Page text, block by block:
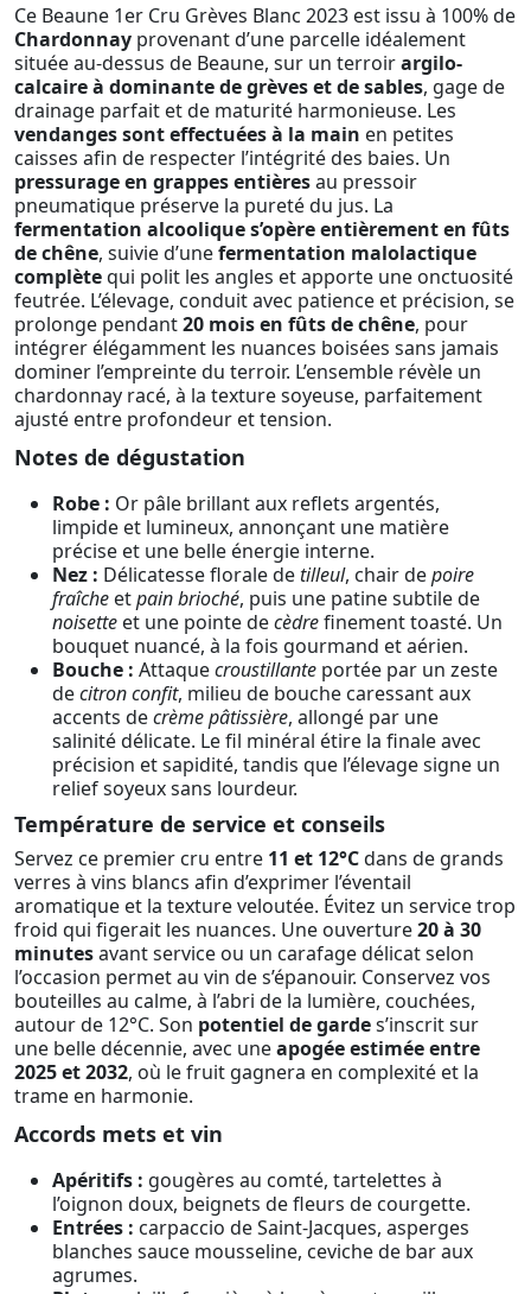
Ce Beaune 1er Cru Grèves Blanc 2023 est issu à 100% de
Chardonnay provenant d’une parcelle idéalement
située au-dessus de Beaune, sur un terroirargilo-
calcaire à dominante de grèves et de sables, gage de
drainage parfait et de maturité harmonieuse. Les
vendanges sont effectuées à la main en petites
caisses afin de respecter l’intégrité des baies. Un
pressurage en grappes entièresau pressoir
pneumatique préserve la pureté du jus. La
fermentation alcoolique s’opère entièrement en fûts
de chêne, suivie d’unefermentation malolactique
complètequi polit les angles et apporte une onctuosité
feutrée. L’élevage, conduit avec patience et précision, se
prolonge pendant20 mois en fûts de chêne, pour
intégrer élégamment les nuances boisées sans jamais
dominer l’empreinte du terroir. L’ensemble révèle un
chardonnay racé, à la texture soyeuse, parfaitement
ajusté entre profondeur et tension.
Notes de dégustation
Robe : Or pâle brillant aux reflets argentés,
limpide et lumineux, annonçant une matière
précise et une belle énergie interne.
Nez : Délicatesse florale detilleul, chair depoire
fraîche etpain brioché, puis une patine subtile de
noisette et une pointe decèdrefinement toasté. Un
bouquet nuancé, à la fois gourmand et aérien.
Bouche : Attaquecroustillante portée par un zeste
decitron confit, milieu de bouche caressant aux
accents decrème pâtissière, allongé par une
salinité délicate. Le fil minéral étire la finale avec
précision et sapidité, tandis que l’élevage signe un
relief soyeux sans lourdeur.
Température de service et conseils
Servez ce premier cru entre 11 et 12°Cdans de grands
verres à vins blancs afin d’exprimer l’éventail
aromatique et la texture veloutée. Évitez un service trop
froid qui figerait les nuances. Une ouverture20 à 30
minutesavant service ou un carafage délicat selon
l’occasion permet au vin de s’épanouir. Conservez vos
bouteilles au calme, à l’abri de la lumière, couchées,
autour de 12°C. Son potentiel de gardes’inscrit sur
une belle décennie, avec uneapogée estimée entre
2025 et 2032, où le fruit gagnera en complexité et la
trame en harmonie.
Accords mets et vin
Apéritifs : gougères au comté, tartelettes à
l’oignon doux, beignets de fleurs de courgette.
Entrées : carpaccio de Saint-Jacques, asperges
blanches sauce mousseline, ceviche de bar aux
agrumes.